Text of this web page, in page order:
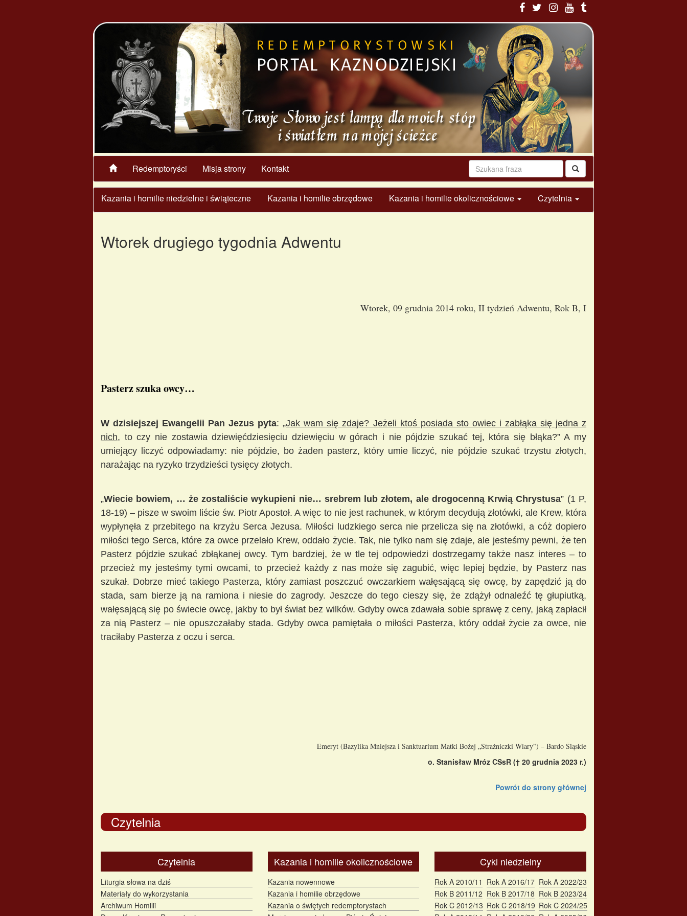
Redemptoryści Misja strony Kontakt
Kazania i homilie niedzielne i świąteczne Kazania i homilie obrzędowe Kazania i homilie okolicznościowe Czytelnia
Wtorek drugiego tygodnia Adwentu
Wtorek, 09 grudnia 2014 roku, II tydzień Adwentu, Rok B, I
Pasterz szuka owcy…
W dzisiejszej Ewangelii Pan Jezus pyta: „Jak wam się zdaje? Jeżeli ktoś posiada sto owiec i zabłąka się jedna z
nich, to czy nie zostawia dziewięćdziesięciu dziewięciu w górach i nie pójdzie szukać tej, która się błąka?” A my
umiejący liczyć odpowiadamy: nie pójdzie, bo żaden pasterz, który umie liczyć, nie pójdzie szukać trzystu złotych,
narażając na ryzyko trzydzieści tysięcy złotych.
„Wiecie bowiem, … że zostaliście wykupieni nie… srebrem lub złotem, ale drogocenną Krwią Chrystusa” (1 P,
18-19) – pisze w swoim liście św. Piotr Apostoł. A więc to nie jest rachunek, w którym decydują złotówki, ale Krew, która
wypłynęła z przebitego na krzyżu Serca Jezusa. Miłości ludzkiego serca nie przelicza się na złotówki, a cóż dopiero
miłości tego Serca, które za owce przelało Krew, oddało życie. Tak, nie tylko nam się zdaje, ale jesteśmy pewni, że ten
Pasterz pójdzie szukać zbłąkanej owcy. Tym bardziej, że w tle tej odpowiedzi dostrzegamy także nasz interes – to
przecież my jesteśmy tymi owcami, to przecież każdy z nas może się zagubić, więc lepiej będzie, by Pasterz nas
szukał. Dobrze mieć takiego Pasterza, który zamiast poszczuć owczarkiem wałęsającą się owcę, by zapędzić ją do
stada, sam bierze ją na ramiona i niesie do zagrody. Jeszcze do tego cieszy się, że zdążył odnaleźć tę głupiutką,
wałęsającą się po świecie owcę, jakby to był świat bez wilków. Gdyby owca zdawała sobie sprawę z ceny, jaką zapłacił
za nią Pasterz – nie opuszczałaby stada. Gdyby owca pamiętała o miłości Pasterza, który oddał życie za owce, nie
traciłaby Pasterza z oczu i serca.
Emeryt (Bazylika Mniejsza i Sanktuarium Matki Bożej „Strażniczki Wiary”) – Bardo Śląskie
o. Stanisław Mróz CSsR († 20 grudnia 2023 r.)
Powrót do strony głównej
Czytelnia
Czytelnia
Liturgia słowa na dziś
Materiały do wykorzystania
Archiwum Homilii
Kazania i homilie okolicznościowe
Kazania nowennowe
Kazania i homilie obrzędowe
Kazania o świętych redemptorystach
Cykl niedzielny
Rok A 2010/11
Rok B 2011/12
Rok C 2012/13
Rok A 2016/17
Rok B 2017/18
Rok C 2018/19
Rok A 2022/23
Rok B 2023/24
Rok C 2024/25